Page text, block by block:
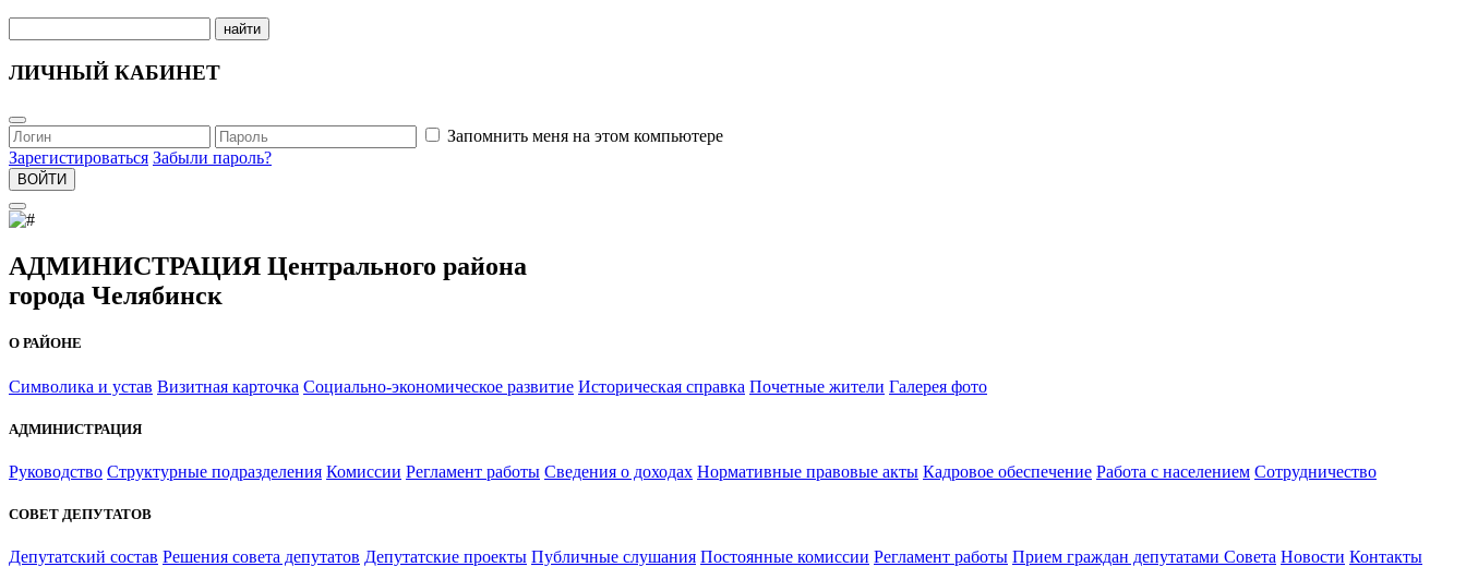
найти
ЛИЧНЫЙ КАБИНЕТ
Запомнить меня на этом компьютере
Зарегистироваться Забыли пароль?
ВОЙТИ
АДМИНИСТРАЦИЯ Центрального района
города Челябинск
О РАЙОНЕ
Символика и устав Визитная карточка Социально-экономическое развитие Историческая справка Почетные жители Галерея фото
АДМИНИСТРАЦИЯ
Руководство Структурные подразделения Комиссии Регламент работы Сведения о доходах Нормативные правовые акты Кадровое обеспечение Работа с населением Сотрудничество
СОВЕТ ДЕПУТАТОВ
Депутатский состав Решения совета депутатов Депутатские проекты Публичные слушания Постоянные комиссии Регламент работы Прием граждан депутатами Совета Новости Контакты